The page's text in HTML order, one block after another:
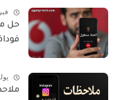
فبراير 5, 2025
حل
يوليو 25, 2025